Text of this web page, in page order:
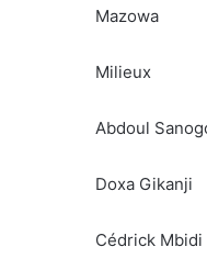
Mazowa
Milieux
Abdoul
Doxa Gikanji
Cédrick Mbidi